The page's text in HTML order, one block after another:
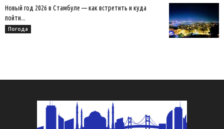
Новый год 2026 в Стамбуле — как встретить и куда
пойти...
Погода